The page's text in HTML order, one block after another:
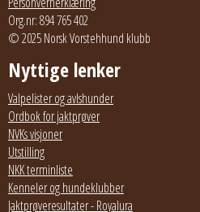
Org.nr: 894 765 402
© 2025 Norsk Vorstehhund klubb
Nyttige lenker
Valpelister og avlshunder
Ordbok for jaktprøver
NVKs visjoner
Utstilling
NKK terminliste
Kenneler og hundeklubber
Jaktprøveresultater - Royalura